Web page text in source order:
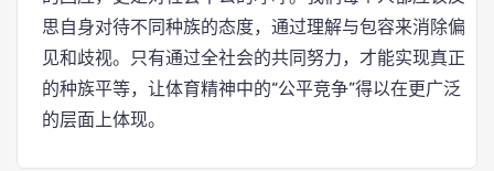
思自身对待不同种族的态度，通过理解与包容来消除偏
见和歧视。只有通过全社会的共同努力，才能实现真正
的种族平等，让体育精神中的“公平竞争”得以在更广泛
的层面上体现。